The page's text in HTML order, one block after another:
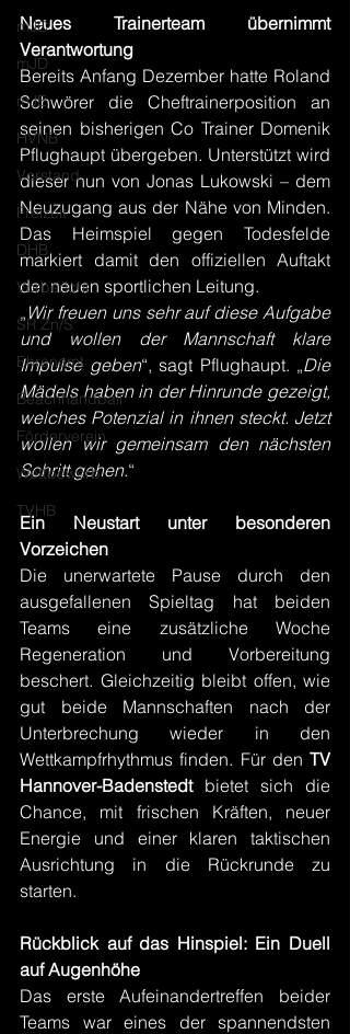
mJC
mJD
mJE
HVNB
Vorstand
Freizeit
DHB
Vorbericht
SR Zn/S
Ehrenamt
Beachhandball
Förderverein
Wettbewerb
TVHB
Neues Trainerteam übernimmt
Verantwortung
Bereits Anfang Dezember hatte Roland
Schwörer die Cheftrainerposition an
seinen bisherigen Co Trainer Domenik
Pflughaupt übergeben. Unterstützt wird
dieser nun von Jonas Lukowski – dem
Neuzugang aus der Nähe von Minden.
Das Heimspiel gegen Todesfelde
markiert damit den offiziellen Auftakt
der neuen sportlichen Leitung.
„ Wir freuen uns sehr auf diese Aufgabe
und wollen der Mannschaft klare
Impulse geben“, sagt Pflughaupt. „Die
Mädels haben in der Hinrunde gezeigt,
welches Potenzial in ihnen steckt. Jetzt
wollen wir gemeinsam den nächsten
Schritt gehen.“
Ein Neustart unter besonderen
Vorzeichen
Die unerwartete Pause durch den
ausgefallenen Spieltag hat beiden
Teams eine zusätzliche Woche
Regeneration und Vorbereitung
beschert. Gleichzeitig bleibt offen, wie
gut beide Mannschaften nach der
Unterbrechung wieder in den
Wettkampfrhythmus finden. Für den TV
Hannover-Badenstedt bietet sich die
Chance, mit frischen Kräften, neuer
Energie und einer klaren taktischen
Ausrichtung in die Rückrunde zu
starten.
Rückblick auf das Hinspiel: Ein Duell
auf Augenhöhe
Das erste Aufeinandertreffen beider
Teams war eines der spannendsten